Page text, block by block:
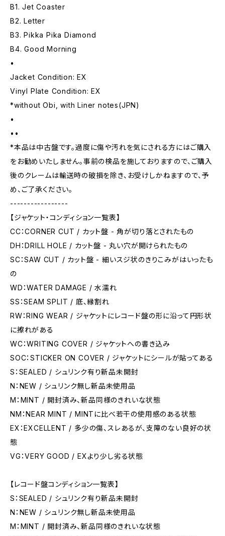
B1. Jet Coaster
B2. Letter
B3. Pikka Pika Diamond
B4. Good Morning
•
Jacket Condition: EX
Vinyl Plate Condition: EX
*without Obi, with Liner notes(JPN)
•
••
*本品は中古盤です。過度に傷や汚れを気にされる方にはご購入
をお勧めいたしません。事前の検品を施しておりますので、ご購入
後のクレームは輸送時の破損を除き、お受けしかねますので、予
め、ご了承ください。
-----------------
【ジャケット・コンディション一覧表】
CC：CORNER CUT / カット盤 - 角が切り落とされたもの
DH：DRILL HOLE / カット盤 - 丸い穴が開けられたもの
SC：SAW CUT / カット盤 - 細いスジ状のきりこみがはいったも
の
WD：WATER DAMAGE / 水濡れ
SS：SEAM SPLIT / 底、縁割れ
RW：RING WEAR / ジャケットにレコード盤の形に沿って円形状
に擦れがある
WC：WRITING COVER / ジャケットへの書き込み
SOC：STICKER ON COVER / ジャケットにシールが貼ってある
S：SEALED / シュリンク有り新品未開封
N：NEW / シュリンク無し新品未使用品
M：MINT / 開封済み、新品同様のきれいな状態
NM：NEAR MINT / MINTに比べ若干の使用感のある状態
EX：EXCELLENT / 多少の傷、スレあるが、支障のない良好の状
態
VG：VERY GOOD / EXより少し劣る状態
【レコード盤コンディション一覧表】
S：SEALED / シュリンク有り新品未開封
N：NEW / シュリンク無し新品未使用品
M：MINT / 開封済み、新品同様のきれいな状態